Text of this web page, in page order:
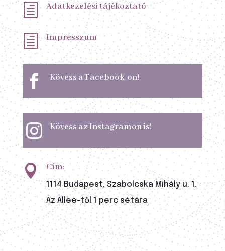
h Adatkezelési tájékoztató
h Impresszum
 Kövess a Facebook-on!
 Kövess az Instagramon is!
 Cím:
1114 Budapest, Szabolcska Mihály u. 1.
Az Allee-től 1 perc sétára